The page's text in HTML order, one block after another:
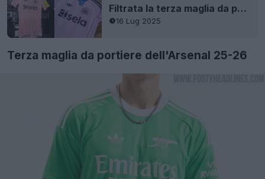
Filtrata la terza maglia da portiere rosa del Newcastle United 25-26
16 Lug 2025
Terza maglia da portiere dell'Arsenal 25-26